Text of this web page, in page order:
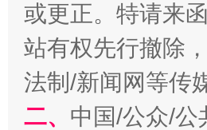
受贿1.44亿！段成刚被判无期
或更正。特请来
站有权先行撤除
法制/新闻网等传
二、 中国/公众/公